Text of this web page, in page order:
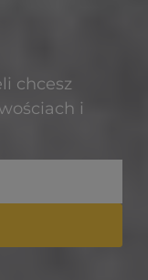
chcesz
i